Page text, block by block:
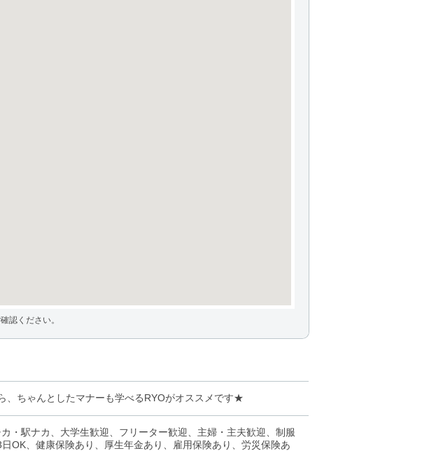
認ください。
、ちゃんとしたマナーも学べるRYOがオススメです★
・駅ナカ、大学生歓迎、フリーター歓迎、主婦・主夫歓迎、制服
OK、健康保険あり、厚生年金あり、雇用保険あり、労災保険あ